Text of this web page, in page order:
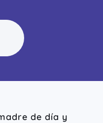
de día y